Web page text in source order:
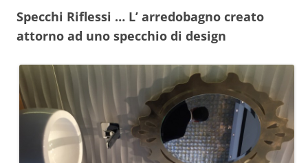
Specchi Riflessi … L’ arredobagno creato
attorno ad uno specchio di design